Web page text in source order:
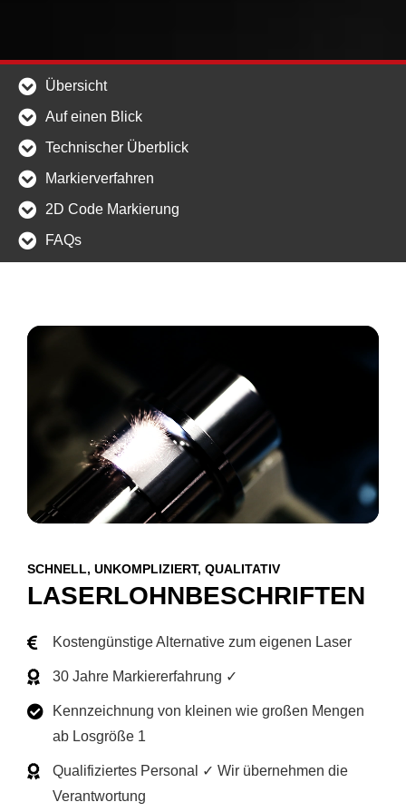
Übersicht
Auf einen Blick
Technischer Überblick
Markierverfahren
2D Code Markierung
FAQs
SCHNELL, UNKOMPLIZIERT, QUALITATIV
LASERLOHN­BESCHRIFTEN
Kostengünstige Alternative zum eigenen Laser
30 Jahre Markiererfahrung ✓
Kennzeichnung von kleinen wie großen Mengen
ab Losgröße 1
Qualifiziertes Personal ✓ Wir übernehmen die
Verantwortung